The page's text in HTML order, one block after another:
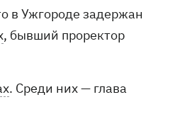
в Ужгороде задержан
, бывший проректор
. Среди них — глава